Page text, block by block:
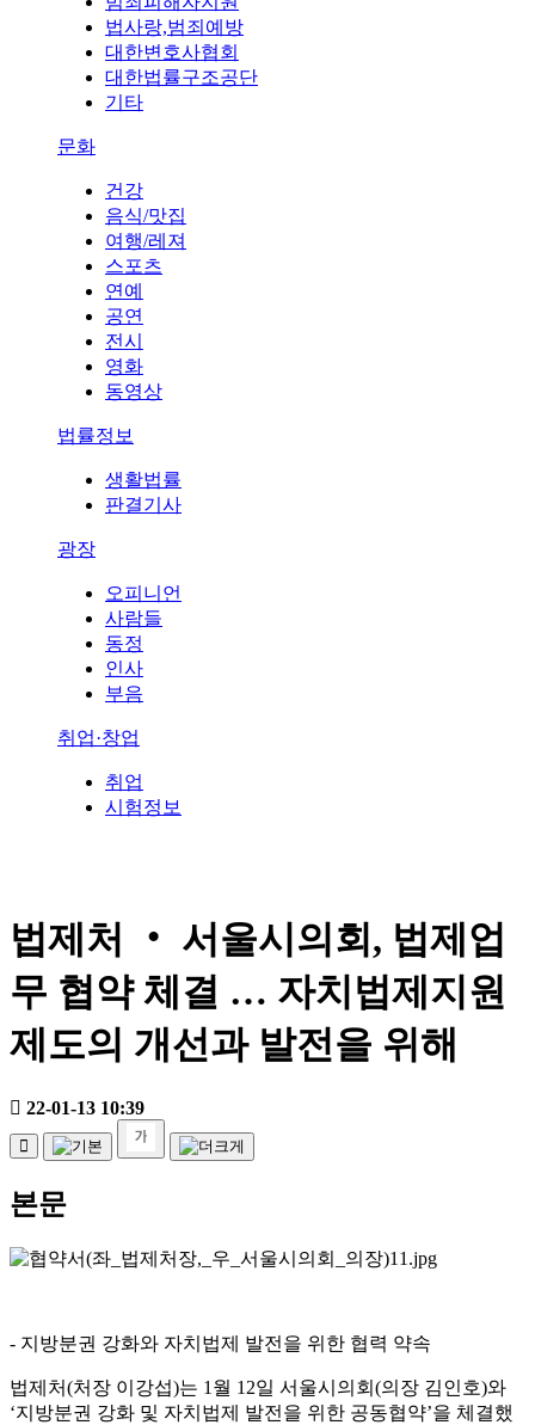
법사랑,범죄예방
대한변호사협회
대한법률구조공단
기타
문화
건강
음식/맛집
여행/레져
스포츠
연예
공연
전시
영화
동영상
법률정보
생활법률
판결기사
광장
오피니언
사람들
동정
인사
부음
취업·창업
취업
시험정보
법제처 ‧ 서울시의회, 법제업
무 협약 체결 … 자치법제지원
제도의 개선과 발전을 위해
22-01-13 10:39
본문
- 지방분권 강화와 자치법제 발전을 위한 협력 약속
법제처(처장 이강섭)는 1 월 12일 서울시의회 (의장 김인호)와
‘지방분권 강화 및 자치법제 발전을 위한 공동협약’을 체결했